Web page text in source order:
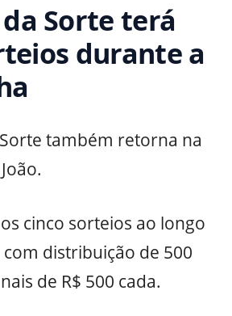
Sorte terá
durante a
também retorna na
cinco sorteios ao longo
distribuição de 500
de R$ 500 cada.